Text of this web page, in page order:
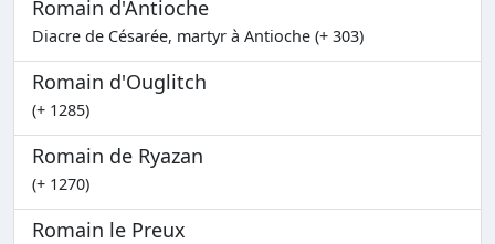
Romain d'Antioche
Diacre de Césarée, martyr à Antioche (+ 303)
Romain d'Ouglitch
(+ 1285)
Romain de Ryazan
(+ 1270)
Romain le Preux